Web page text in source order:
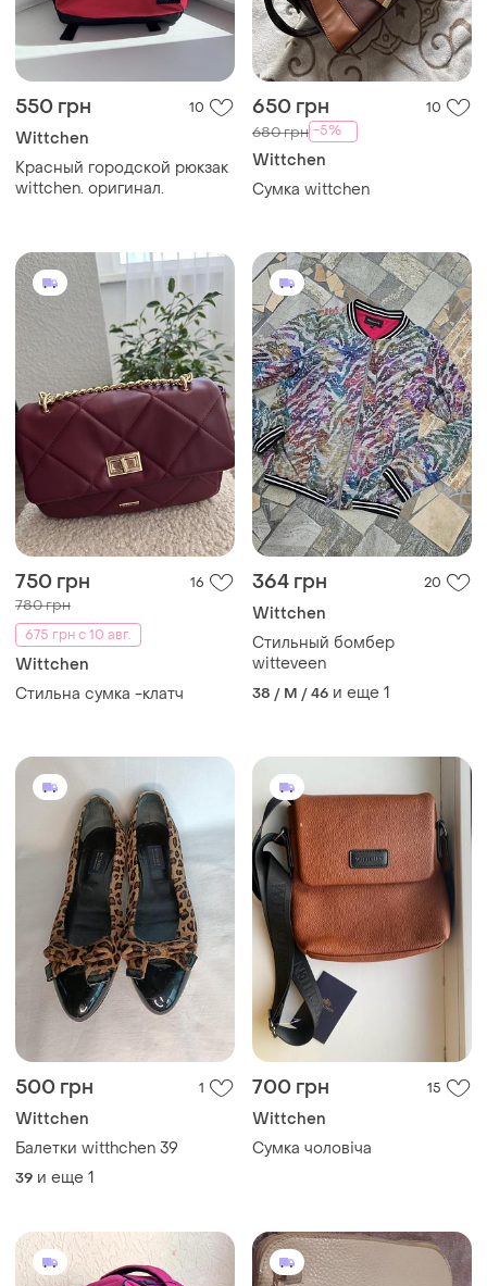
550 грн 10
Wittchen
Красный городской рюкзак
wittchen. оригинал.
650 грн 10
680 грн -5%
Wittchen
Сумка wittchen
750 грн 16
780 грн
675 грн с 10 авг.
Wittchen
Стильна сумка -клатч
364 грн 20
Wittchen
Стильный бомбер
witteveen
38 / M / 46 и еще 1
500 грн 1
Wittchen
Балетки witthchen 39
39 и еще 1
700 грн 15
Wittchen
Сумка чоловіча